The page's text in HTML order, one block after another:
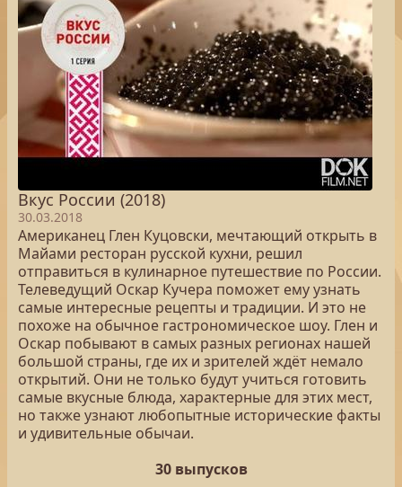
Вкус России (2018)
30.03.2018
Американец Глен Куцовски, мечтающий открыть в
Майами ресторан русской кухни, решил
отправиться в кулинарное путешествие по России.
Телеведущий Оскар Кучера поможет ему узнать
самые интересные рецепты и традиции. И это не
похоже на обычное гастрономическое шоу. Глен и
Оскар побывают в самых разных регионах нашей
большой страны, где их и зрителей ждёт немало
открытий. Они не только будут учиться готовить
самые вкусные блюда, характерные для этих мест,
но также узнают любопытные исторические факты
и удивительные обычаи.
30 выпусков